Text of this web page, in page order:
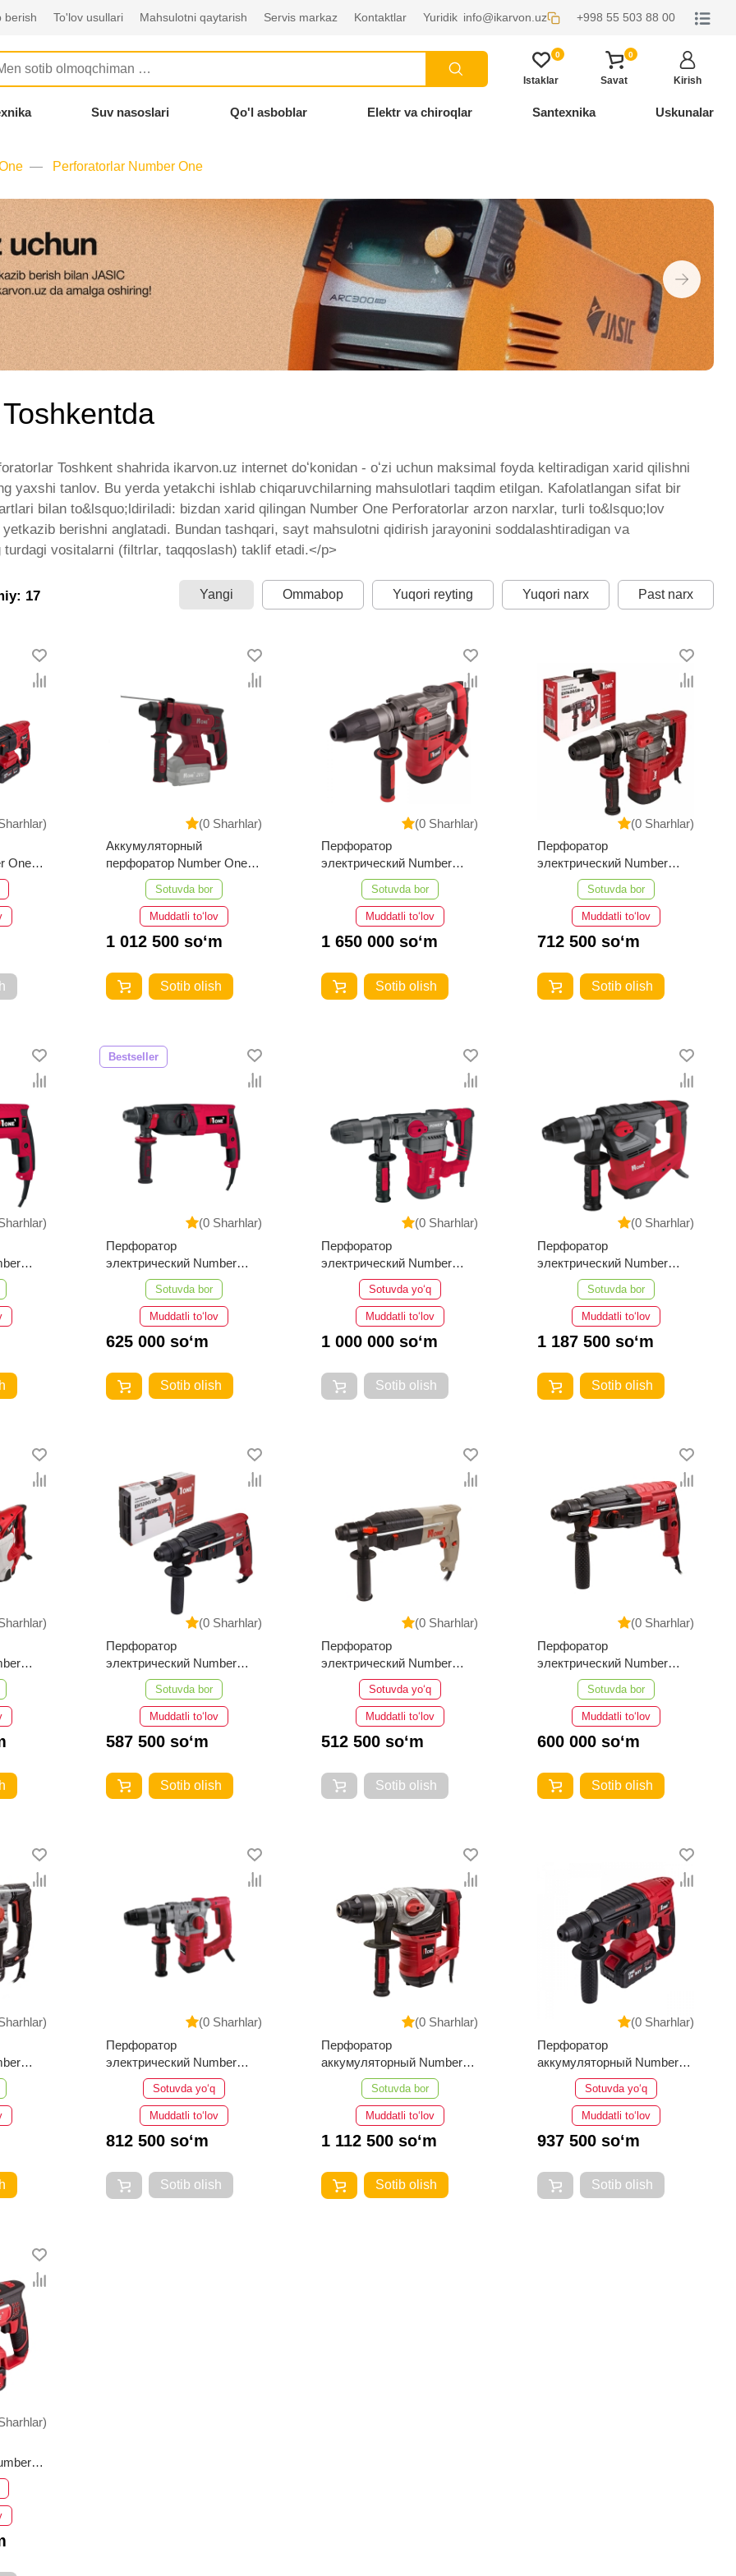
berish To'lov usullari Mahsulotni qaytarish Servis markaz Kontaktlar Yuridik info@ikarvon.uz +998 55 503 88 00
0
Istaklar
0
Savat Kirish
Suv nasoslari Qo'l asboblar Elektr va chiroqlar Santexnika Uskunalar
Perforatorlar Number One
Toshkent shahrida ikarvon.uz internet doʻkonidan - oʻzi uchun maksimal foyda keltiradigan xarid qilishni
yaxshi tanlov. Bu yerda yetakchi ishlab chiqaruvchilarning mahsulotlari taqdim etilgan. Kafolatlangan sifat bir
bilan to&lsquo;ldiriladi: bizdan xarid qilingan Number One Perforatorlar arzon narxlar, turli to&lsquo;lov
berishni anglatadi. Bundan tashqari, sayt mahsulotni qidirish jarayonini soddalashtiradigan va
turdagi vositalarni (filtrlar, taqqoslash) taklif etadi.</p>
17 Yangi Ommabop Yuqori reyting Yuqori narx Past narx
One
(0 Sharhlar)
Аккумуляторный
перфоратор Number One
EH30/4.0-PRO-BL
Sotuvda bor
Muddatli to‘lov
1 012 500 so‘m
Sotib olish
(0 Sharhlar)
Перфоратор
электрический Number
One EH1800/40-PRO
Sotuvda bor
Muddatli to‘lov
1 650 000 so‘m
Sotib olish
(0 Sharhlar)
Перфоратор
электрический Number
One EH1400/28-2
Sotuvda bor
Muddatli to‘lov
712 500 so‘m
Sotib olish
(0 Sharhlar)
Bestseller
Перфоратор
электрический Number
One EH1300/30-1
Sotuvda bor
Muddatli to‘lov
625 000 so‘m
Sotib olish
(0 Sharhlar)
Перфоратор
электрический Number
One EH1500/30-PRO
Sotuvda yo‘q
Muddatli to‘lov
1 000 000 so‘m
Sotib olish
(0 Sharhlar)
Перфоратор
электрический Number
One EH1950/40-PRO
Sotuvda bor
Muddatli to‘lov
1 187 500 so‘m
Sotib olish
(0 Sharhlar)
Перфоратор
электрический Number
One EH1200/26-1
Sotuvda bor
Muddatli to‘lov
587 500 so‘m
Sotib olish
(0 Sharhlar)
Перфоратор
электрический Number
One EH850/24-2
Sotuvda yo‘q
Muddatli to‘lov
512 500 so‘m
Sotib olish
(0 Sharhlar)
Перфоратор
электрический Number
One EH1300/30-2
Sotuvda bor
Muddatli to‘lov
600 000 so‘m
Sotib olish
(0 Sharhlar)
Перфоратор
электрический Number
One EH1950/32-2
Sotuvda yo‘q
Muddatli to‘lov
812 500 so‘m
Sotib olish
(0 Sharhlar)
Перфоратор
аккумуляторный Number
One EH2200/32-PRO
Sotuvda bor
Muddatli to‘lov
1 112 500 so‘m
Sotib olish
(0 Sharhlar)
Перфоратор
аккумуляторный Number
One EH26/4.0-PRO-1BL
Sotuvda yo‘q
Muddatli to‘lov
937 500 so‘m
Sotib olish